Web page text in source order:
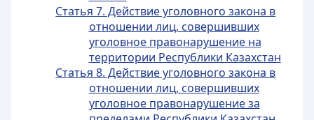
Статья 7. Действие уголовного закона в
отношении лиц, совершивших
уголовное правонарушение на
территории Республики Казахстан
Статья 8. Действие уголовного закона в
отношении лиц, совершивших
уголовное правонарушение за